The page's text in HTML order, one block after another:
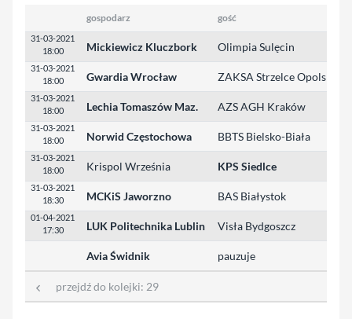
gospodarz gość
31-03-2021
18:00
Mickiewicz Kluczbork Olimpia Sulęcin
31-03-2021
18:00
Gwardia Wrocław ZAKSA Strzelce Opolskie
31-03-2021
18:00
Lechia Tomaszów Maz. AZS AGH Kraków
31-03-2021
18:00
Norwid Częstochowa BBTS Bielsko-Biała
31-03-2021
18:00
Krispol Września KPS Siedlce
31-03-2021
18:30
MCKiS Jaworzno BAS Białystok
01-04-2021
17:30
LUK Politechnika Lublin Visła Bydgoszcz
Avia Świdnik pauzuje
przejdź do kolejki: 29